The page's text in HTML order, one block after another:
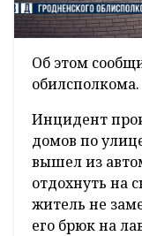
Об этом
обилсполкома.
Инцидент
домов по
вышел из
отдохнуть на
житель не
его брюк на